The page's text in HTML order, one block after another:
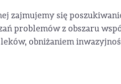
zajmujemy się
problemów z obszaru
obniżaniem